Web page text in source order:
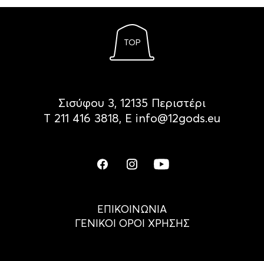
TOP
Σισύφου 3, 12135 Περιστέρι
Τ 211 416 3818, Ε info@12gods.eu
ΕΠΙΚΟΙΝΩΝΙΑ
ΓΕΝΙΚΟΙ ΟΡΟΙ ΧΡΗΣΗΣ